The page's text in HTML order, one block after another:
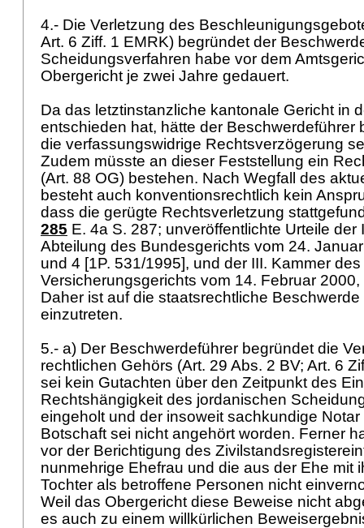
4.- Die Verletzung des
Art. 6 Ziff. 1 EMRK) begründet der
Scheidungsverfahren habe vor dem
Obergericht je zwei Jahre gedauert.
Da das letztinstanzliche kantonale Gericht in
entschieden hat, hätte der Beschwerdeführer
die verfassungswidrige Rechtsverzögerung
Zudem müsste an dieser Feststellung ein
(Art. 88 OG) bestehen. Nach Wegfall des
besteht auch konventionsrechtlich kein
dass die gerügte Rechtsverletzung
285 E. 4a S. 287; unveröffentlichte Urteile der
Abteilung des Bundesgerichts vom 24.
und 4 [1P. 531/1995], und der III. Kammer
Versicherungsgerichts vom 14. Februar
Daher ist auf die staatsrechtliche
einzutreten.
5.- a) Der Beschwerdeführer begründet die
rechtlichen Gehörs (Art. 29 Abs. 2 BV; Art. 6
sei kein Gutachten über den Zeitpunkt des
Rechtshängigkeit des jordanischen
eingeholt und der insoweit sachkundige
Botschaft sei nicht angehört worden. Ferner
vor der Berichtigung des
nunmehrige Ehefrau und die aus der Ehe mit
Tochter als betroffene Personen nicht
Weil das Obergericht diese Beweise nicht
es auch zu einem willkürlichen